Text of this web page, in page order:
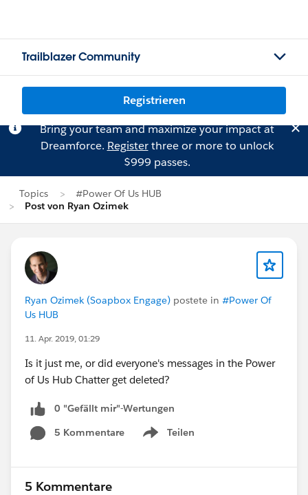
Trailblazer Community
Registrieren
Bring your team and maximize your impact at
Dreamforce. Registerthree or more to unlock
$999 passes.
Topics
#Power Of Us HUB
Post von Ryan Ozimek
Ryan Ozimek (Soapbox Engage) postete in #Power Of
Us HUB
11. Apr. 2019, 01:29
Is it just me, or did everyone's messages in the Power
of Us Hub Chatter get deleted?
0 "Gefällt mir"-Wertungen
5 Kommentare
Teilen
Show menu
5 Kommentare